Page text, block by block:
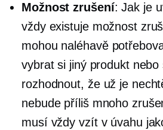
Možnost zrušení: Jak je
vždy existuje možnost
mohou naléhavě
vybrat si jiný produkt nebo
rozhodnout, že už je
nebude příliš mnoho
musí vždy vzít v úvahu